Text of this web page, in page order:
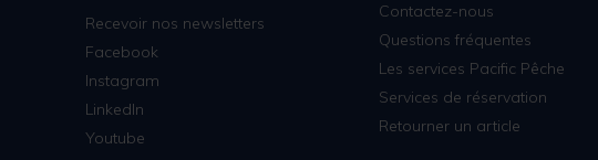
Recevoir nos newsletters
Facebook
Instagram
LinkedIn
Youtube
Contactez-nous
Questions fréquentes
Les services Pacific Pêche
Services de réservation
Retourner un article